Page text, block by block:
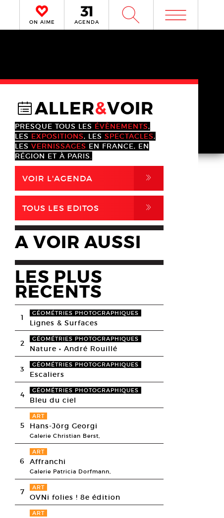
ON AIME AGENDA W m
@ALLER&VOIR
PRESQUE TOUS LES ÉVÈNEMENTS,
LES EXPOSITIONS, LES SPECTACLES,
LES VERNISSAGES EN FRANCE, EN
RÉGION ET À PARIS.
VOIR L'AGENDA ,
TOUS LES EDITOS ,
A VOIR AUSSI
LES PLUS
RECENTS
1 GÉOMÉTRIES PHOTOGRAPHIQUES
Lignes & Surfaces
2 GÉOMÉTRIES PHOTOGRAPHIQUES
Nature • André Rouillé
3 GÉOMÉTRIES PHOTOGRAPHIQUES
Escaliers
4 GÉOMÉTRIES PHOTOGRAPHIQUES
Bleu du ciel
5
ART
Hans-Jörg Georgi
Galerie Christian Berst,
6
ART
Affranchi
Galerie Patricia Dorfmann,
7 ART
OVNi folies ! 8e édition
ART